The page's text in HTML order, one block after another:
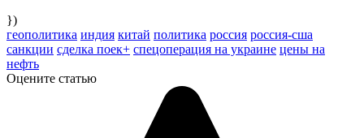
})
геополитика индия китай политика россия россия-сша
санкции сделка поек+ спецоперация на украине цены на
нефть
Оцените статью